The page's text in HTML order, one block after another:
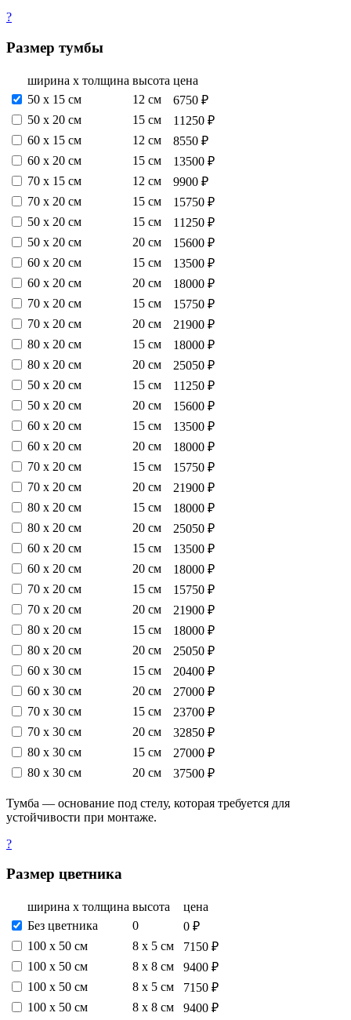
?
Размер тумбы
ширина х толщина высота цена
50 х 15 см
12 см
6750 ₽
50 х 20 см
15 см
11250 ₽
60 х 15 см
12 см
8550 ₽
60 х 20 см
15 см
13500 ₽
70 х 15 см
12 см
9900 ₽
70 х 20 см
15 см
15750 ₽
50 х 20 см
15 см
11250 ₽
50 х 20 см
20 см
15600 ₽
60 х 20 см
15 см
13500 ₽
60 х 20 см
20 см
18000 ₽
70 х 20 см
15 см
15750 ₽
70 х 20 см
20 см
21900 ₽
80 х 20 см
15 см
18000 ₽
80 х 20 см
20 см
25050 ₽
50 х 20 см
15 см
11250 ₽
50 х 20 см
20 см
15600 ₽
60 х 20 см
15 см
13500 ₽
60 х 20 см
20 см
18000 ₽
70 х 20 см
15 см
15750 ₽
70 х 20 см
20 см
21900 ₽
80 х 20 см
15 см
18000 ₽
80 х 20 см
20 см
25050 ₽
60 х 20 см
15 см
13500 ₽
60 х 20 см
20 см
18000 ₽
70 х 20 см
15 см
15750 ₽
70 х 20 см
20 см
21900 ₽
80 х 20 см
15 см
18000 ₽
80 х 20 см
20 см
25050 ₽
60 х 30 см
15 см
20400 ₽
60 х 30 см
20 см
27000 ₽
70 х 30 см
15 см
23700 ₽
70 х 30 см
20 см
32850 ₽
80 х 30 см
15 см
27000 ₽
80 х 30 см
20 см 37500 ₽
Тумба — основание под стелу, которая требуется для
устойчивости при монтаже.
?
Размер цветника
ширина х толщина высота
цена
Без цветника
0
0 ₽
100 х 50 см
8 х 5 см
7150 ₽
100 х 50 см
8 х 8 см
9400 ₽
100 х 50 см
8 х 5 см
7150 ₽
100 х 50 см
8 х 8 см
9400 ₽